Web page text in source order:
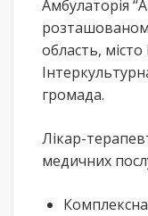
Амбулаторія
область,
громада.
Лікар-
медичних
Комплексна